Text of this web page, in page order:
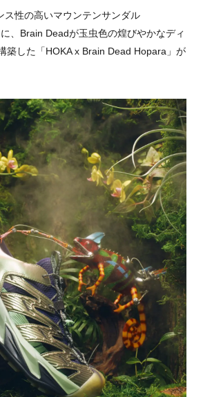
ス性の高いマウンテンサンダル
、Brain Deadが玉虫色の煌びやかなディ
築した「HOKA x Brain Dead Hopara」が